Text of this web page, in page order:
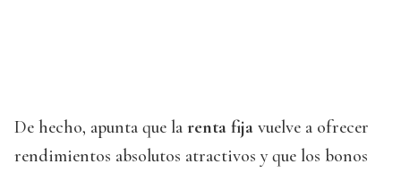
De hecho, apunta que la renta fija vuelve a ofrecer
rendimientos absolutos atractivos y que los bonos